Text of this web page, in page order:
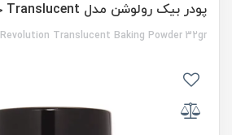
پودر بیک رولوشن مدل Translucent حجم 32gr
Revolution Translucent Baking Powder 32gr